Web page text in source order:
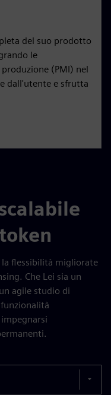
del suo prodotto
le
(PMI) nel
dall'utente e sfrutta
flessibilità migliorate
Che Lei sia un
agile studio di